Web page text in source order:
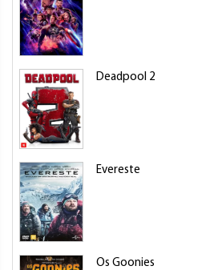
Deadpool 2
Evereste
Os Goonies